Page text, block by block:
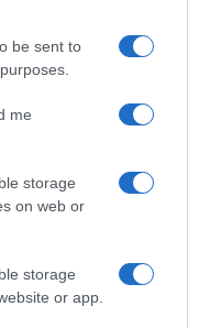
be sent to
me
storage
on web or
storage
or app.
στην αίθουσα
“Εθνική ντροπή”
προβλήματα ο
νεκρό πατέρα
ο
καταγγελίες
της από